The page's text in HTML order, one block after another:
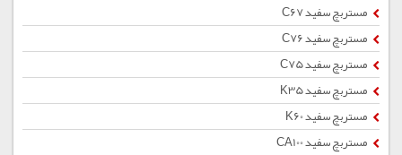
مستربچ سفید C67
مستربچ سفید C76
مستربچ سفید C75
مستربچ سفید K35
مستربچ سفید K60
مستربچ سفید CA100